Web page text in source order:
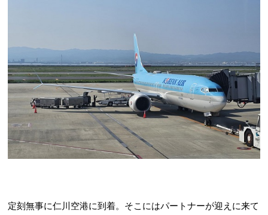
定刻無事に仁川空港に到着。そこにはパートナーが迎えに来て